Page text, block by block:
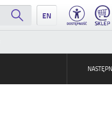
EN